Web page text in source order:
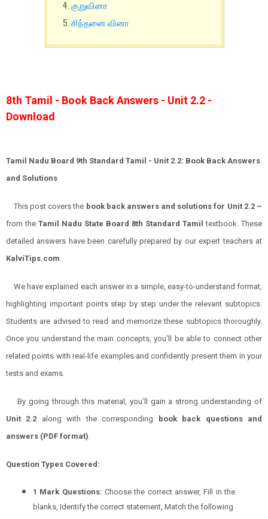
குறுவினா
சிந்தனை வினா
8th Tamil - Book Back Answers - Unit 2.2 -
Download
Tamil Nadu Board 9th Standard Tamil - Unit 2.2: Book Back Answers
and Solutions
This post covers the book back answers and solutions for Unit 2.2 –
from the Tamil Nadu State Board 8th Standard Tamil textbook. These
detailed answers have been carefully prepared by our expert teachers at
KalviTips.com
We have explained each answer in a simple, easy-to-understand format,
highlighting important points step by step under the relevant subtopics.
Students are advised to read and memorize these subtopics thoroughly.
Once you understand the main concepts, you’ll be able to connect other
related points with real-life examples and confidently present them in your
tests and exams.
By going through this material, you’ll gain a strong understanding of
Unit 2.2 along with the corresponding
book back questions and
answers (PDF format)
Question Types Covered:
1 Mark Questions: Choose the correct answer, Fill in the
blanks, Identify the correct statement, Match the following